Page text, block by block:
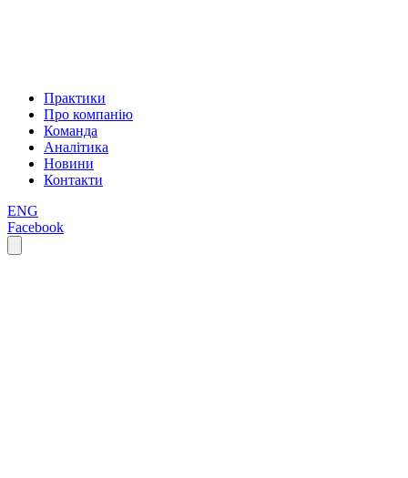
Практики
Про компанію
Команда
Аналітика
Новини
Контакти
ENG
Facebook